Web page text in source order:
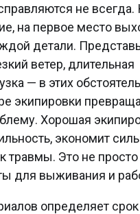
не всегда.
на первое место
детали.
ветер, длительная
— в этих
экипировки
Хорошая
экономит
травмы. Это не
для выживания и
определяет